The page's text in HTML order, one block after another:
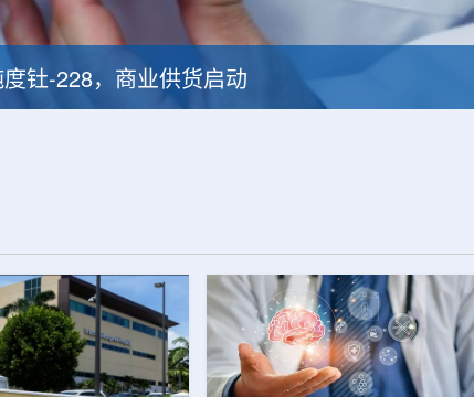
钍-228，商业供货启动